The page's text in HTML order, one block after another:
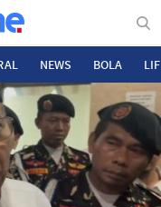
NEWS BOLA